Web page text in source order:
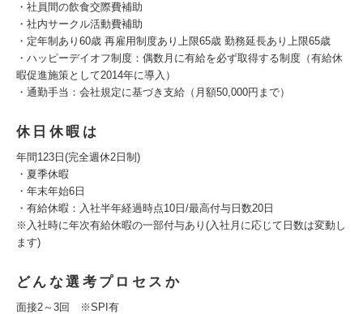
・社員間の飲食交際費補助
・社内サークル活動費補助
・定年制あり60歳 再雇用制度あり上限65歳 勤務延長あり上限65歳
・ハッピーデイオフ制度：偶数月に有給を必ず取得する制度（有給休
暇促進施策として2014年に導入）
・通勤手当：会社規定に基づき支給（月額50,000円まで）
休日休暇は
年間123日(完全週休2日制)
・夏季休暇
・年末年始6日
・有給休暇：入社半年経過時点10日/最高付与日数20日
※入社時に年次有給休暇の一部付与あり(入社月に応じて日数は変動し
ます)
どんな選考プロセスか
面接2～3回 ※SPI有